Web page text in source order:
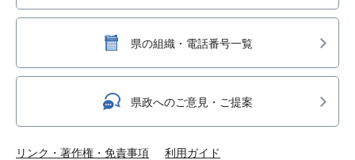
県の組織・電話番号一覧
県政へのご意見・ご提案
リンク・著作権・免責事項 利用ガイド